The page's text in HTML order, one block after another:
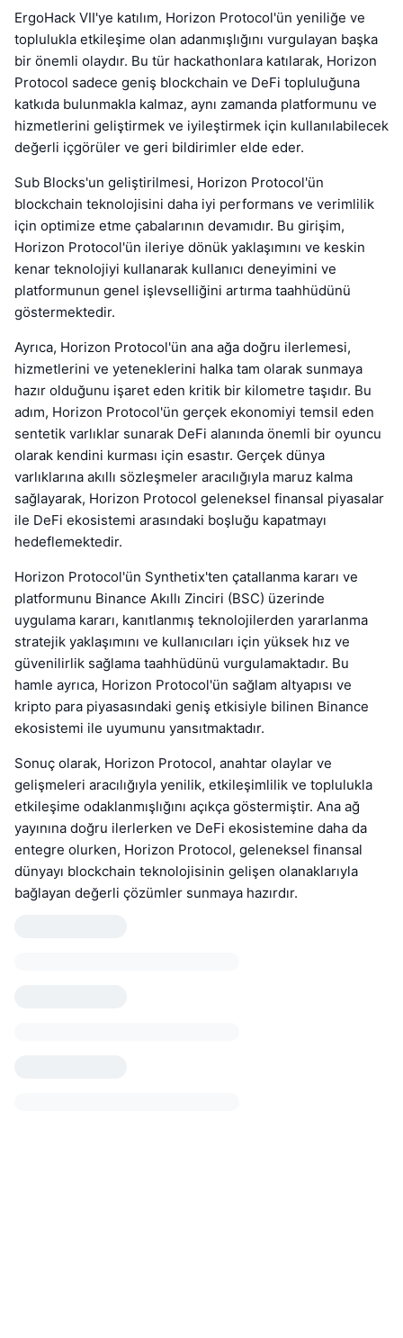
ErgoHack VII'ye katılım, Horizon Protocol'ün yeniliğe ve
toplulukla etkileşime olan adanmışlığını vurgulayan başka
bir önemli olaydır. Bu tür hackathonlara katılarak, Horizon
Protocol sadece geniş blockchain ve DeFi topluluğuna
katkıda bulunmakla kalmaz, aynı zamanda platformunu ve
hizmetlerini geliştirmek ve iyileştirmek için kullanılabilecek
değerli içgörüler ve geri bildirimler elde eder.
Sub Blocks'un geliştirilmesi, Horizon Protocol'ün
blockchain teknolojisini daha iyi performans ve verimlilik
için optimize etme çabalarının devamıdır. Bu girişim,
Horizon Protocol'ün ileriye dönük yaklaşımını ve keskin
kenar teknolojiyi kullanarak kullanıcı deneyimini ve
platformunun genel işlevselliğini artırma taahhüdünü
göstermektedir.
Ayrıca, Horizon Protocol'ün ana ağa doğru ilerlemesi,
hizmetlerini ve yeteneklerini halka tam olarak sunmaya
hazır olduğunu işaret eden kritik bir kilometre taşıdır. Bu
adım, Horizon Protocol'ün gerçek ekonomiyi temsil eden
sentetik varlıklar sunarak DeFi alanında önemli bir oyuncu
olarak kendini kurması için esastır. Gerçek dünya
varlıklarına akıllı sözleşmeler aracılığıyla maruz kalma
sağlayarak, Horizon Protocol geleneksel finansal piyasalar
ile DeFi ekosistemi arasındaki boşluğu kapatmayı
hedeflemektedir.
Horizon Protocol'ün Synthetix'ten çatallanma kararı ve
platformunu Binance Akıllı Zinciri (BSC) üzerinde
uygulama kararı, kanıtlanmış teknolojilerden yararlanma
stratejik yaklaşımını ve kullanıcıları için yüksek hız ve
güvenilirlik sağlama taahhüdünü vurgulamaktadır. Bu
hamle ayrıca, Horizon Protocol'ün sağlam altyapısı ve
kripto para piyasasındaki geniş etkisiyle bilinen Binance
ekosistemi ile uyumunu yansıtmaktadır.
Sonuç olarak, Horizon Protocol, anahtar olaylar ve
gelişmeleri aracılığıyla yenilik, etkileşimlilik ve toplulukla
etkileşime odaklanmışlığını açıkça göstermiştir. Ana ağ
yayınına doğru ilerlerken ve DeFi ekosistemine daha da
entegre olurken, Horizon Protocol, geleneksel finansal
dünyayı blockchain teknolojisinin gelişen olanaklarıyla
bağlayan değerli çözümler sunmaya hazırdır.